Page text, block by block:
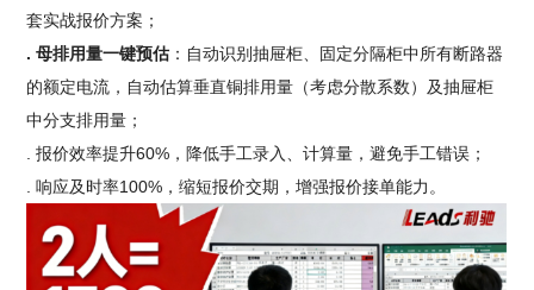
套实战报价方案；
. 母排用量一键预估 ：自动识别抽屉柜、固定分隔柜中所有断路器
的额定电流，自动估算垂直铜排用量（考虑分散系数）及抽屉柜
中分支排用量；
. 报价效率提升60%，降低手工录入、计算量，避免手工错误；
. 响应及时率100%，缩短报价交期，增强报价接单能力。